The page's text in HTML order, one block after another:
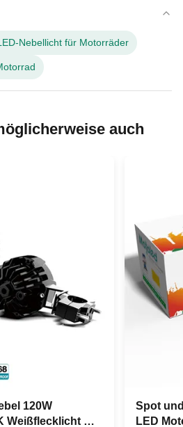
Nebellicht für Motorräder
auch
120W
Weißflecklicht mit
Spot
LED